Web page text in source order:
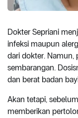
Dokter Sepriani
infeksi maupun
dari dokter. Namun,
sembarangan.
dan berat badan
Akan tetapi,
memberikan